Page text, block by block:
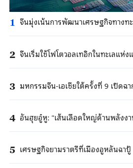
1 จีนมุ่งเน้นการพัฒนาเศรษฐกิจทางท
2 จีนเริ่มใช้โฟโตวอลเทอิกในทะเลแห่ง
3 มหกรรมจีน-เอเชียใต้ครั้งที่ 9 เปิดฉ
4 อันฮุยอู๋หู: "เส้นเลือดใหญ่ด้านพลังง
5 เศรษฐกิจยามราตรีที่เมืองอูหลันฉาปู้